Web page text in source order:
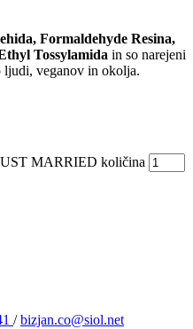
Formaldehyde Resina,
Tossylamida in so narejeni
ljudi, veganov in okolja.
MARRIED količina
/bizjan.co@siol.net